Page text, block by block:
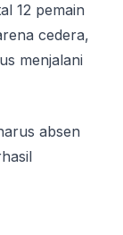
12 pemain
cedera,
menjalani
absen